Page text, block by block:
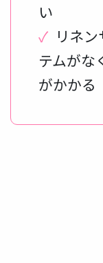
い
✓ リネ
テムがな
がかかる